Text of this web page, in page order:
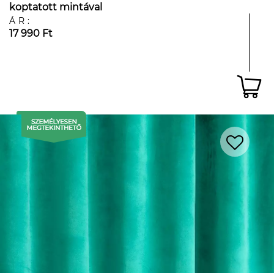
koptatott mintával
ÁR:
17 990 Ft